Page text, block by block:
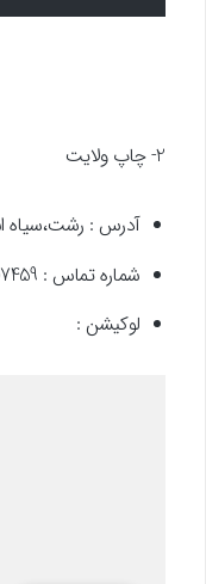
2- چاپ ولایت
آدرس : رشت،سیاه
شماره تماس : 09116307459
لوکیشن :